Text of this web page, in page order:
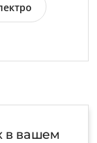
в вашем